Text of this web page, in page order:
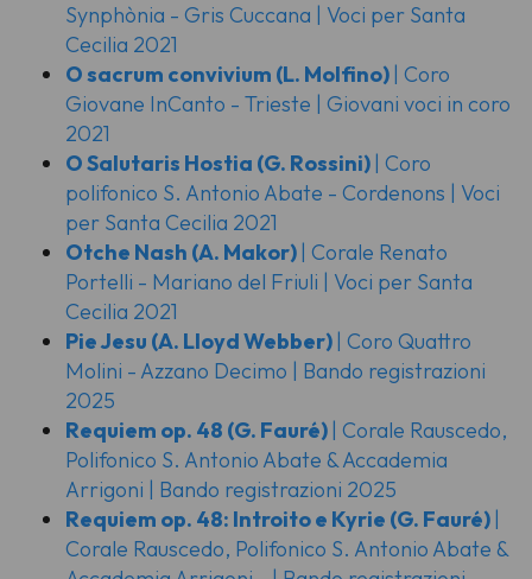
Synphònia - Gris Cuccana | Voci per Santa
Cecilia 2021
O sacrum convivium (L. Molfino) | Coro
Giovane InCanto - Trieste | Giovani voci in coro
2021
O Salutaris Hostia (G. Rossini) | Coro
polifonico S. Antonio Abate - Cordenons | Voci
per Santa Cecilia 2021
Otche Nash (A. Makor) | Corale Renato
Portelli - Mariano del Friuli | Voci per Santa
Cecilia 2021
Pie Jesu (A. Lloyd Webber) | Coro Quattro
Molini - Azzano Decimo | Bando registrazioni
2025
Requiem op. 48 (G. Fauré) | Corale Rauscedo,
Polifonico S. Antonio Abate & Accademia
Arrigoni | Bando registrazioni 2025
Requiem op. 48: Introito e Kyrie (G. Fauré) |
Corale Rauscedo, Polifonico S. Antonio Abate &